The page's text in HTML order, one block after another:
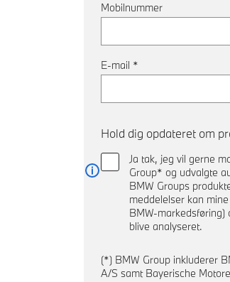
Mobilnummer
E-mail *
Hold dig opdateret om
Ja tak, jeg vil gerne
Group* og udvalgte
BMW Groups
meddelelser kan
BMW-
blive analyseret.
Læs mere
(*) BMW Group inkluderer
A/S samt Bayerische